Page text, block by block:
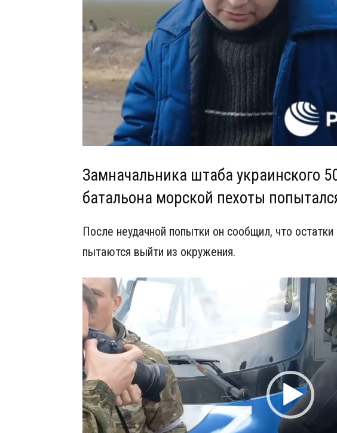
Замначальника штаба украинского
батальона морской пехоты
После неудачной попытки он сообщил, что остатки
пытаются выйти из окружения.
Видеоплеер